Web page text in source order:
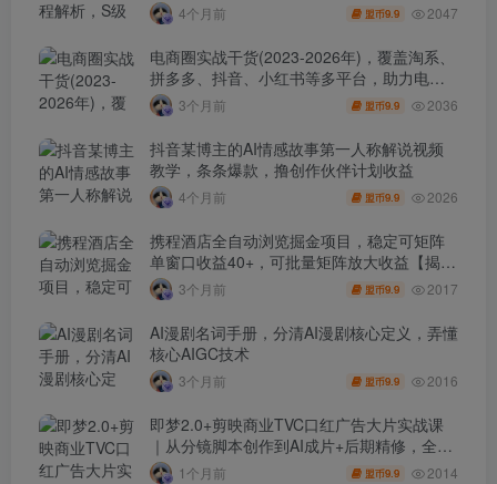
4个月前 盟币9.9 2047
电商圈实战干货(2023-2026年)，覆盖淘系、
拼多多、抖音、小红书等多平台，助力电商
人避开坑、提效率、稳盈利(更新4月)
3个月前 盟币9.9 2036
抖音某博主的AI情感故事第一人称解说视频
教学，条条爆款，撸创作伙伴计划收益
4个月前 盟币9.9 2026
携程酒店全自动浏览掘金项目，稳定可矩阵
单窗口收益40+，可批量矩阵放大收益【揭
秘】3个月前 盟币9.9 2017
AI漫剧名词手册，分清AI漫剧核心定义，弄懂
核心AIGC技术
3个月前 盟币9.9 2016
即梦2.0+剪映商业TVC口红广告大片实战课
｜从分镜脚本创作到AI成片+后期精修，全流
程打造品牌级产品广告
1个月前 盟币9.9 2014